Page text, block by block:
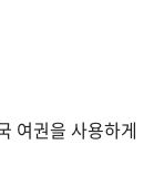
여권을 사용하게